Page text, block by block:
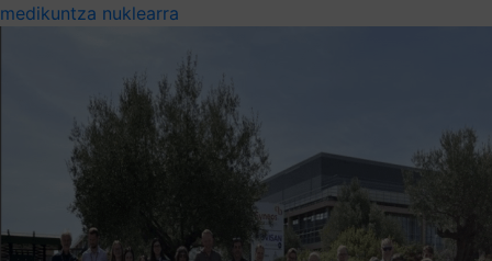
medikuntza nuklearra